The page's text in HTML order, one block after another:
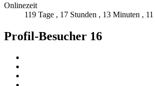
Onlinezeit
119 Tage , 17 Stunden , 13 Minuten , 11
Profil-Besucher 16